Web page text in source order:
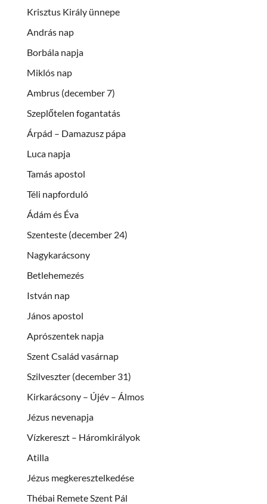
Krisztus Király ünnepe
András nap
Borbála napja
Miklós nap
Ambrus (december 7)
Szeplőtelen fogantatás
Árpád – Damazusz pápa
Luca napja
Tamás apostol
Téli napforduló
Ádám és Éva
Szenteste (december 24)
Nagykarácsony
Betlehemezés
István nap
János apostol
Aprószentek napja
Szent Család vasárnap
Szilveszter (december 31)
Kirkarácsony – Újév – Álmos
Jézus nevenapja
Vízkereszt – Háromkirályok
Atilla
Jézus megkeresztelkedése
Thébai Remete Szent Pál